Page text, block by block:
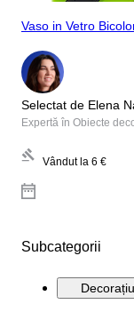
Selectat de Elena
Expertă în Obiecte
Vândut la 6 €
Subcategorii